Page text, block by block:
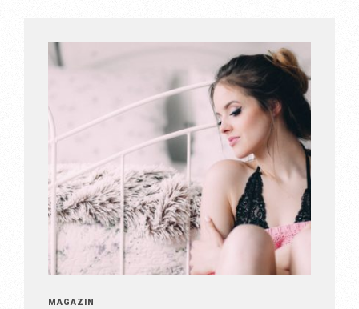
MAGAZÍN